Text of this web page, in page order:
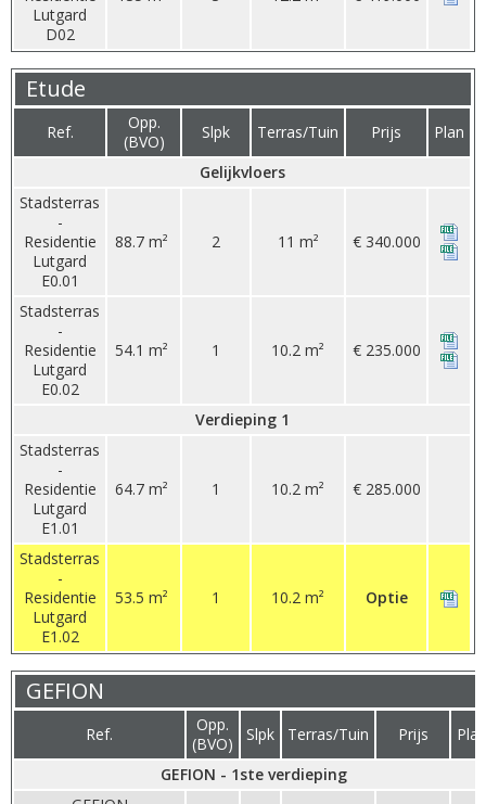
Lutgard
D02
Etude
Ref.
Opp.
(BVO)
Slpk Terras/Tuin Prijs
Plan
Gelijkvloers
Stadsterras
-
Residentie
Lutgard
E0.01
88.7 m² 2 11 m² € 340.000
Stadsterras
-
Residentie
Lutgard
E0.02
54.1 m² 1 10.2 m² € 235.000
Verdieping 1
Stadsterras
-
Residentie
Lutgard
E1.01
64.7 m² 1 10.2 m² € 285.000
Stadsterras
-
Residentie
Lutgard
E1.02
53.5 m² 1 10.2 m² Optie
GEFION
Ref.
Opp.
(BVO)
Slpk Terras/Tuin Prijs
Plan
GEFION - 1ste verdieping